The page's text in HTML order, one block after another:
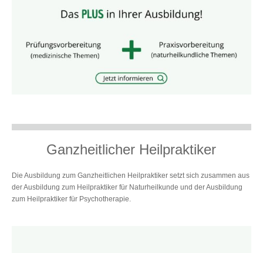
Ganzheitlicher Heilpraktiker
Die Ausbildung zum Ganzheitlichen Heilpraktiker setzt sich zusammen aus
der Ausbildung zum Heilpraktiker für Naturheilkunde und der Ausbildung
zum Heilpraktiker für Psychotherapie.